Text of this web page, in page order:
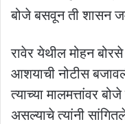
बोजे बसवून ती शासन
रावेर येथील मोहन
आशयाची नोटीस
त्याच्या मालमत्तांवर
असल्याचे त्यांनी